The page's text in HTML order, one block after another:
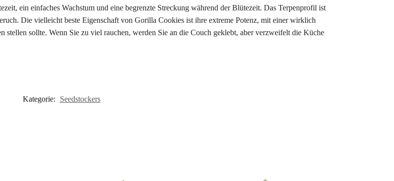
ein einfaches Wachstum und eine begrenzte Streckung während der Blütezeit. Das Terpenprofil ist
Die vielleicht beste Eigenschaft von Gorilla Cookies ist ihre extreme Potenz, mit einer wirklich
stellen sollte. Wenn Sie zu viel rauchen, werden Sie an die Couch geklebt, aber verzweifelt die Küche
Kategorie: Seedstockers